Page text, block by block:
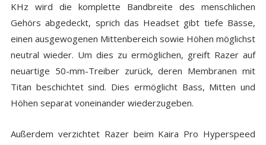
KHz wird die komplette Bandbreite des menschlichen
Gehörs abgedeckt, sprich das Headset gibt tiefe Bässe,
einen ausgewogenen Mittenbereich sowie Höhen möglichst
neutral wieder. Um dies zu ermöglichen, greift Razer auf
neuartige 50-mm-Treiber zurück, deren Membranen mit
Titan beschichtet sind. Dies ermöglicht Bass, Mitten und
Höhen separat voneinander wiederzugeben.
Außerdem verzichtet Razer beim Kaira Pro Hyperspeed